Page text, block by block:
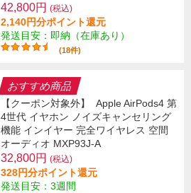
42,800円 (税込)
2,140円分ポイント還元
発送目安：即納（在庫あり）
(18件)
おすすめ商品
【クーポン対象外】
Apple AirPods4 第
4世代 イヤホン ノイズキャンセリング
機能 インイヤー 完全ワイヤレス 空間
オーディオ MXP93J-A
32,800円 (税込)
328円分ポイント還元
発送目安：3週間